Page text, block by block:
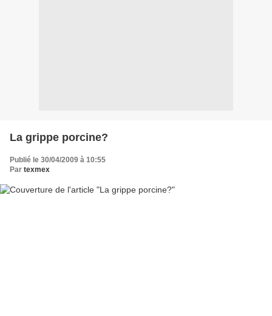
La grippe porcine?
Publié le 30/04/2009 à 10:55
Par texmex